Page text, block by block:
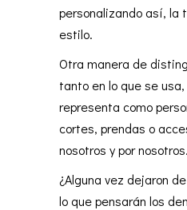
personalizando así, la
estilo.
Otra manera de
tanto en lo que se
representa como
cortes, prendas o
nosotros y por nosotros.
¿Alguna vez dejaron
lo que pensarán los